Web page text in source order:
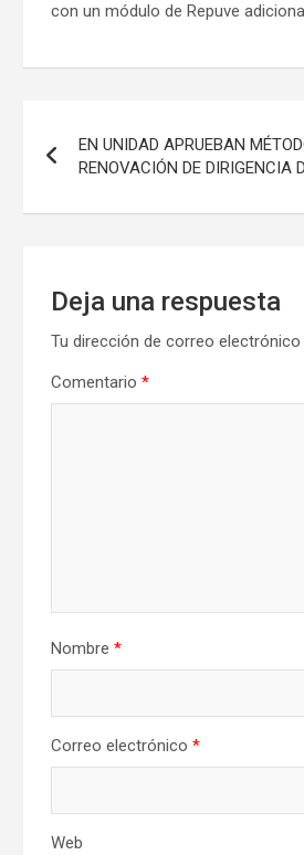
con un módulo de Repuve
de
entradas
EN UNIDAD APRUEBAN
RENOVACIÓN DE DIRIGENCIA
Deja una respuesta
Tu dirección de correo electrónico
Comentario *
Nombre *
Correo electrónico *
Web